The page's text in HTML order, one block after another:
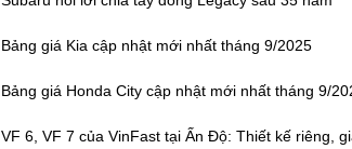
Bảng giá Kia cập nhật mới nhất tháng 9/2025
Bảng giá Honda City cập nhật mới nhất tháng 9/
VF 6, VF 7 của VinFast tại Ấn Độ: Thiết kế riêng,